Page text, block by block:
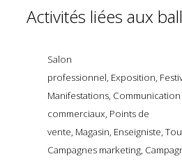
Activités liées aux
Salon
professionnel, Exposition,
Manifestations,
commerciaux, Points de
vente, Magasin, Enseigniste,
Campagnes marketing,